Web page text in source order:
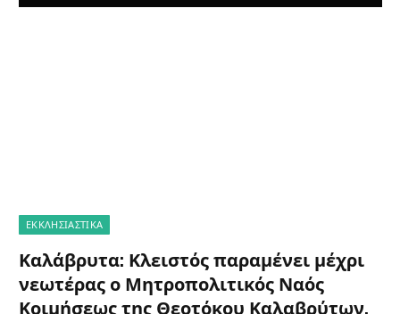
ΕΚΚΛΗΣΙΑΣΤΙΚΑ
Καλάβρυτα: Κλειστός παραμένει μέχρι
νεωτέρας ο Μητροπολιτικός Ναός
Κοιμήσεως της Θεοτόκου Καλαβρύτων,